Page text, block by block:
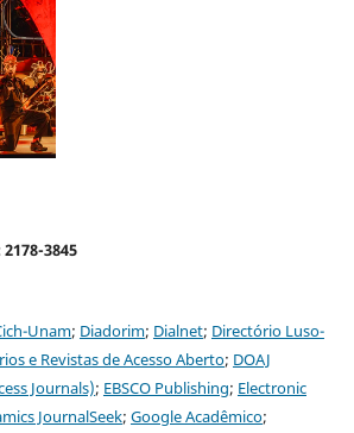
3845
Unam; Diadorim; Dialnet; Directório Luso-
e Revistas de Acesso Aberto; DOAJ
Journals); EBSCO Publishing; Electronic
JournalSeek; Google Acadêmico;